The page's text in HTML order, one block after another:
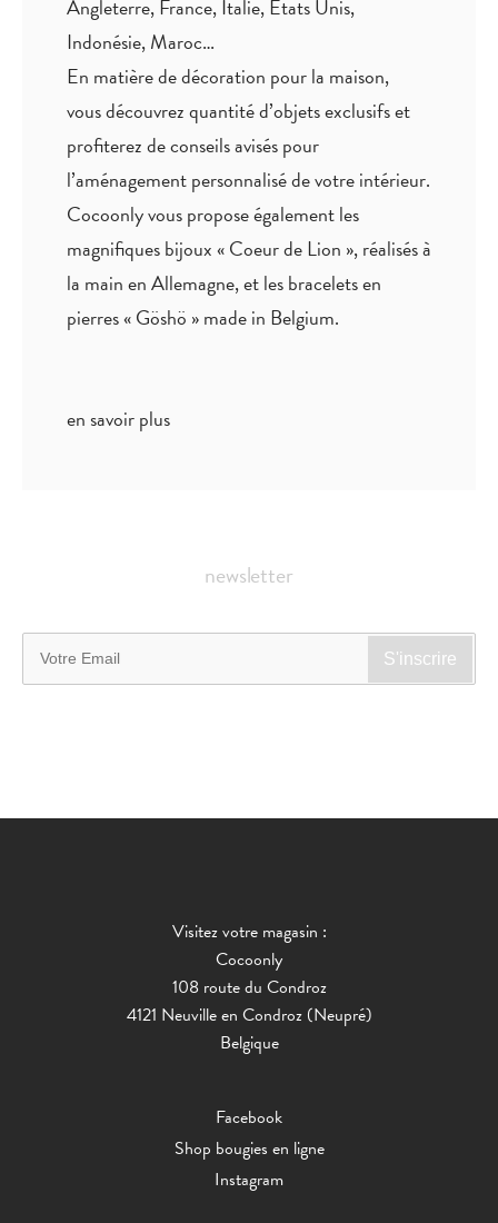
Angleterre, France, Italie, Etats Unis,
Indonésie, Maroc…
En matière de décoration pour la maison,
vous découvrez quantitéd’objets exclusifset
profiterez deconseils aviséspour
l’aménagement personnalisé de votre intérieur.
Cocoonly vous propose également les
magnifiques bijoux « Coeur de Lion », réalisés à
la main en Allemagne, et les bracelets en
pierres « Göshö » made in Belgium.
en savoir plus
newsletter
Visitez votre magasin :
Cocoonly
108 route du Condroz
4121 Neuville en Condroz (Neupré)
Belgique
Facebook
Shop bougies en ligne
Instagram